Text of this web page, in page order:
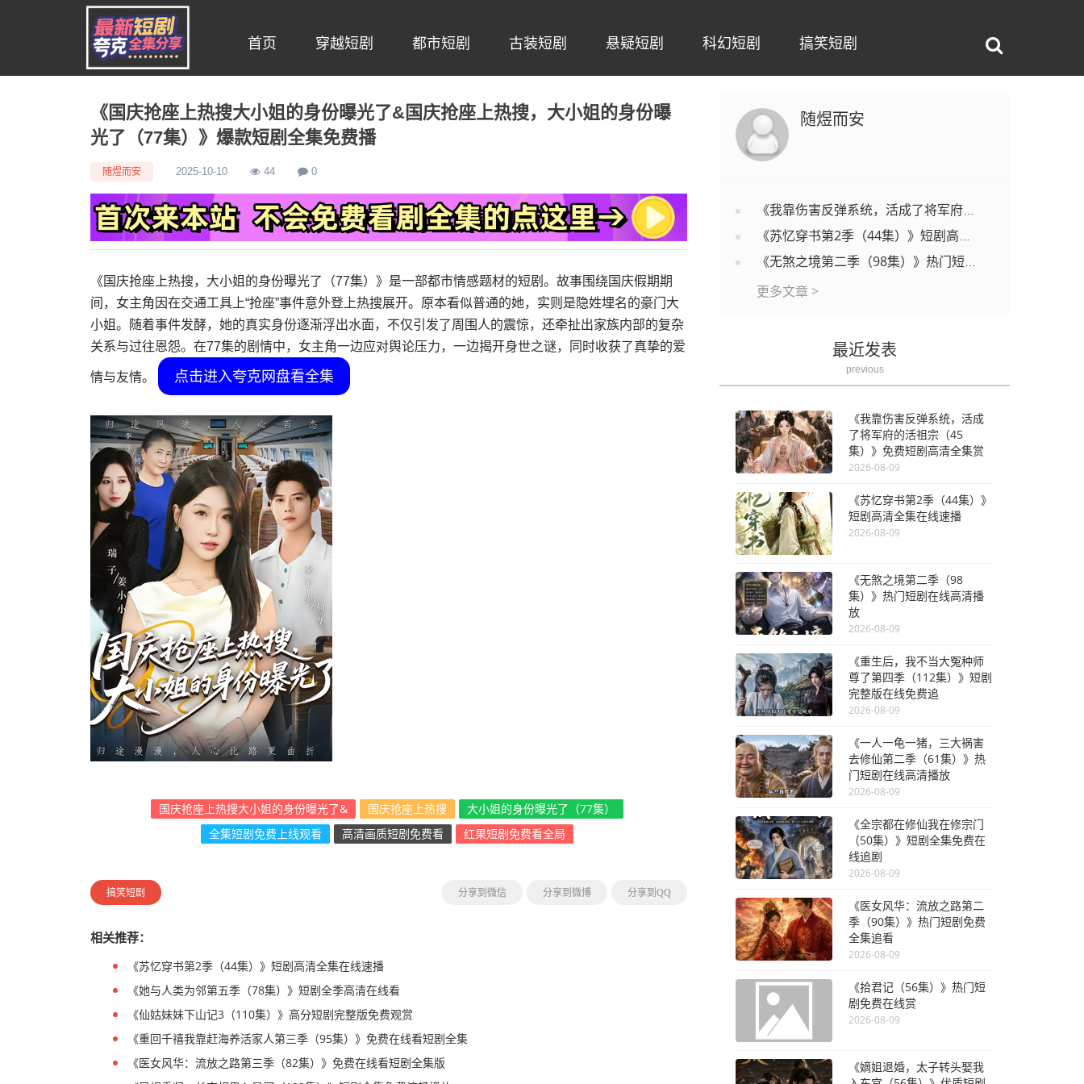
首页 穿越短剧 都市短剧 古装短剧 悬疑短剧 科幻短剧 搞笑短剧
《国庆抢座上热搜大小姐的身份曝光了&国庆抢座上热搜，大小姐的身份曝
光了（77集）》爆款短剧全集免费播
随煜而安 2025-10-10 44 0
《国庆抢座上热搜，大小姐的身份曝光了（77集）》是一部都市情感题材的短剧。故事围绕国庆假期期
间，女主角因在交通工具上“抢座”事件意外登上热搜展开。原本看似普通的她，实则是隐姓埋名的豪门大
小姐。随着事件发酵，她的真实身份逐渐浮出水面，不仅引发了周围人的震惊，还牵扯出家族内部的复杂
关系与过往恩怨。在77集的剧情中，女主角一边应对舆论压力，一边揭开身世之谜，同时收获了真挚的爱
情与友情。 点击进入夸克网盘看全集
国庆抢座上热搜大小姐的身份曝光了& 国庆抢座上热搜
大小姐的身份曝光了（77集）
全集短剧免费上线观看
高清画质短剧免费看 红果短剧免费看全局
搞笑短剧 分享到微信 分享到微博 分享到QQ
相关推荐：
《苏忆穿书第2季（44集）》短剧高清全集在线速播
《她与人类为邻第五季（78集）》短剧全季高清在线看
《仙姑妹妹下山记3（110集）》高分短剧完整版免费观赏
《重回千禧我靠赶海养活家人第三季（95集）》免费在线看短剧全集
《医女风华：流放之路第三季（82集）》免费在线看短剧全集版
随煜而安
《我靠伤害反弹系统，活成了将军府的活祖宗（45集）》免费短剧高清全集赏
《苏忆穿书第2季（44集）》短剧高清全集在线速播
《无煞之境第二季（98集）》热门短剧在线高清播放
更多文章 >
最近发表
previous
《我靠伤害反弹系统，活成
了将军府的活祖宗（45
集）》免费短剧高清全集赏
2026-08-09
《苏忆穿书第2季（44集）》
短剧高清全集在线速播
2026-08-09
《无煞之境第二季（98
集）》热门短剧在线高清播
放
2026-08-09
《重生后，我不当大冤种师
尊了第四季（112集）》短剧
完整版在线免费追
2026-08-09
《一人一龟一猪，三大祸害
去修仙第二季（61集）》热
门短剧在线高清播放
2026-08-09
《全宗都在修仙我在修宗门
（50集）》短剧全集免费在
线追剧
2026-08-09
《医女风华：流放之路第二
季（90集）》热门短剧免费
全集追看
2026-08-09
《拾君记（56集）》热门短
剧免费在线赏
2026-08-09
《嫡姐退婚，太子转头娶我